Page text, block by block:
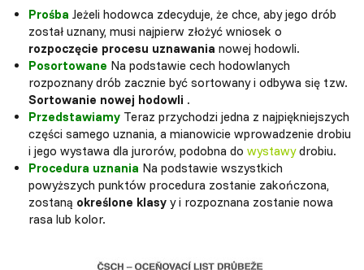
Prośba Jeżeli hodowca zdecyduje, że chce, aby jego drób
został uznany, musi najpierw złożyć wniosek o
rozpoczęcie procesu uznawania nowej hodowli.
Posortowane Na podstawie cech hodowlanych
rozpoznany drób zacznie być sortowany i odbywa się tzw.
Sortowanie nowej hodowli .
Przedstawiamy Teraz przychodzi jedna z najpiękniejszych
części samego uznania, a mianowicie wprowadzenie drobiu
i jego wystawa dla jurorów, podobna do wystawydrobiu.
Procedura uznania Na podstawie wszystkich
powyższych punktów procedura zostanie zakończona,
zostaną określone klasy y i rozpoznana zostanie nowa
rasa lub kolor.